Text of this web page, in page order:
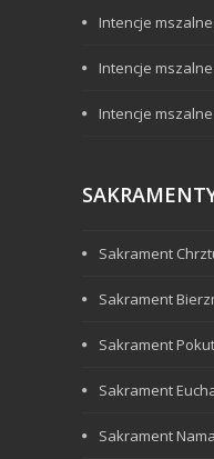
Intencje
Intencje
Intencje
Sakrament
Sakrament
Sakrament
Sakrament
Sakrament